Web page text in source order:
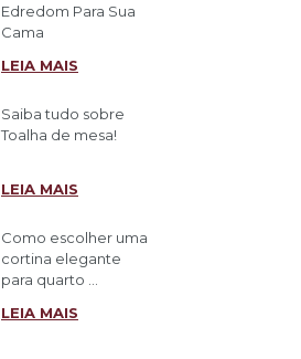
Edredom Para Sua
Cama
LEIA MAIS
Saiba tudo sobre
Toalha de mesa!
LEIA MAIS
Como escolher uma
cortina elegante
para quarto ...
LEIA MAIS